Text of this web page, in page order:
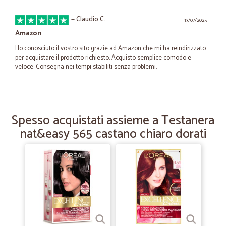
13/07/2025
—Claudio C.
Amazon
Ho conosciuto il vostro sito grazie ad Amazon che mi ha reindirizzato
per acquistare il prodotto richiesto. Acquisto semplice comodo e
veloce. Consegna nei tempi stabiliti senza problemi.
Prima esperienza con Cicalia.
Ho avuto un'ottima esperienza con Cicalia: consegna nei tempi
stabiliti, packaging notevole, gentilezza e correttezza da parte della
persona che mi ha consegnato la spesa richiesta. Marciana
—Claudio V.
Comportamento commerciale corretto
Comportamento commerciale corretto
Spesso acquistati assieme a Testanera
nat&easy 565 castano chiaro dorati